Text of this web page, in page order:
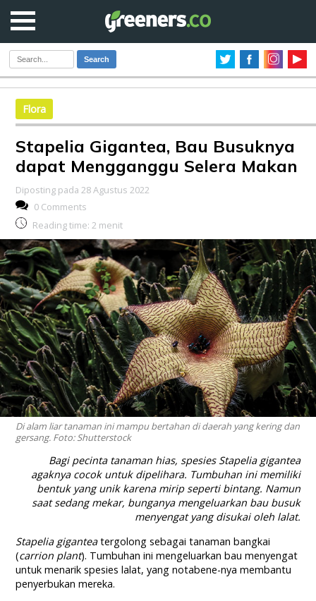
Search
Flora
Stapelia Gigantea, Bau Busuknya
dapat Mengganggu Selera Makan
Diposting pada 28 Agustus 2022
0 Comments
Reading time: 2 menit
Di alam liar tanaman ini mampu bertahan di daerah yang kering dan
gersang. Foto: Shutterstock
Bagi pecinta tanaman hias, spesies Stapelia gigantea
agaknya cocok untuk dipelihara. Tumbuhan ini memiliki
bentuk yang unik karena mirip seperti bintang. Namun
saat sedang mekar, bunganya mengeluarkan bau busuk
menyengat yang disukai oleh lalat.
Stapelia giganteatergolong sebagai tanaman bangkai
(carrion plant). Tumbuhan ini mengeluarkan bau menyengat
untuk menarik spesies lalat, yang notabene-nya membantu
penyerbukan mereka.